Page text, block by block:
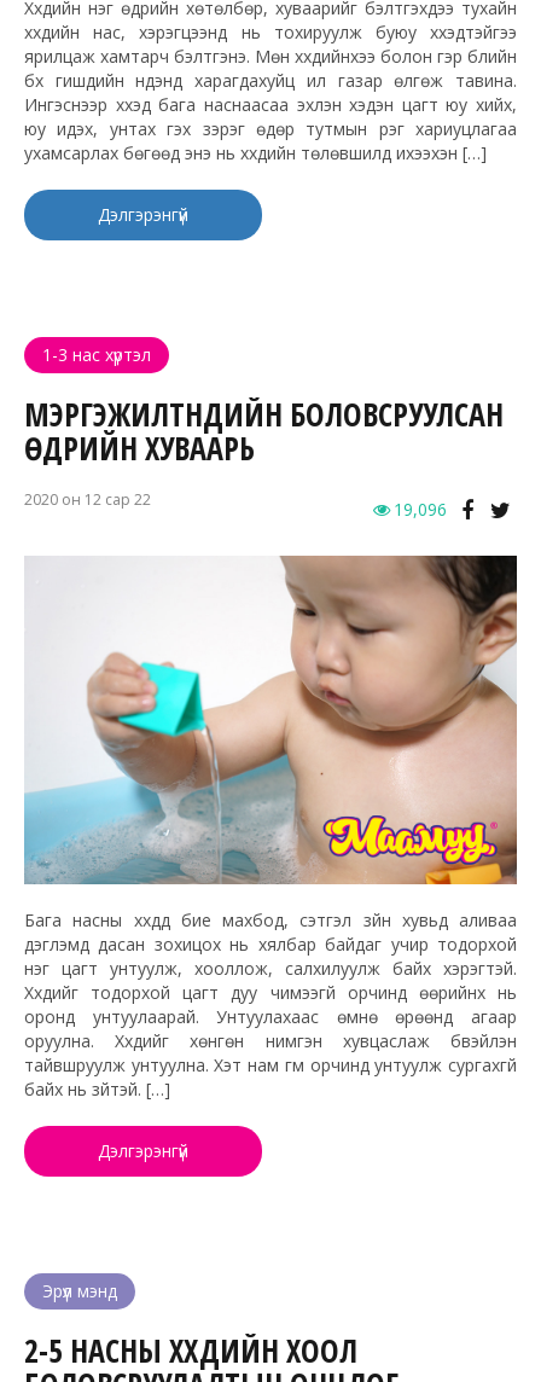
Хүүхдийн нэг өдрийн хөтөлбөр, хуваарийг бэлтгэхдээ тухайн
хүүхдийн нас, хэрэгцээнд нь тохируулж буюу хүүхэдтэйгээ
ярилцаж хамтарч бэлтгэнэ. Мөн хүүхдийнхээ болон гэр бүлийн
бүх гишүүдийн нүдэнд харагдахуйц ил газар өлгөж тавина.
Ингэснээр хүүхэд бага наснаасаа эхлэн хэдэн цагт юу хийх,
юу идэх, унтах гэх зэрэг өдөр тутмын үүрэг хариуцлагаа
ухамсарлах бөгөөд энэ нь хүүхдийн төлөвшилд ихээхэн […]
Дэлгэрэнгүй
1-3 нас хүртэл
МЭРГЭЖИЛТНҮҮДИЙН БОЛОВСРУУЛСАН
ӨДРИЙН ХУВААРЬ
2020 он 12 сар 22 19,096
Бага насны хүүхдүүд бие махбод, сэтгэл зүйн хувьд аливаа
дэглэмд дасан зохицох нь хялбар байдаг учир тодорхой
нэг цагт унтуулж, хооллож, салхилуулж байх хэрэгтэй.
Хүүхдийг тодорхой цагт дуу чимээгүй орчинд өөрийнх нь
оронд унтуулаарай. Унтуулахаас өмнө өрөөнд агаар
оруулна. Хүүхдийг хөнгөн нимгэн хувцаслаж бүүвэйлэн
тайвшруулж унтуулна. Хэт нам гүм орчинд унтуулж сургахгүй
байх нь зүйтэй. […]
Дэлгэрэнгүй
Эрүүл мэнд
2-5 НАСНЫ ХҮҮХДИЙН ХООЛ